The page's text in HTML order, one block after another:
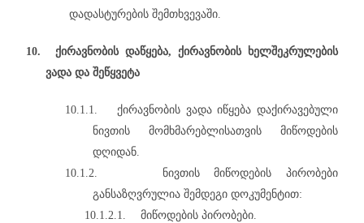
დადასტურების შემთხვევაში.
10.
ქირავნობის დაწყება, ქირავნობის ხელშეკრულების
ვადა და შეწყვეტა
10.1.1.
ქირავნობის ვადა იწყება დაქირავებული
ნივთის მომხმარებლისათვის მიწოდების
დღიდან.
10.1.2.
ნივთის მიწოდების პირობები
განსაზღვრულია შემდეგი დოკუმენტით:
10.1.2.1.
მიწოდების პირობები.